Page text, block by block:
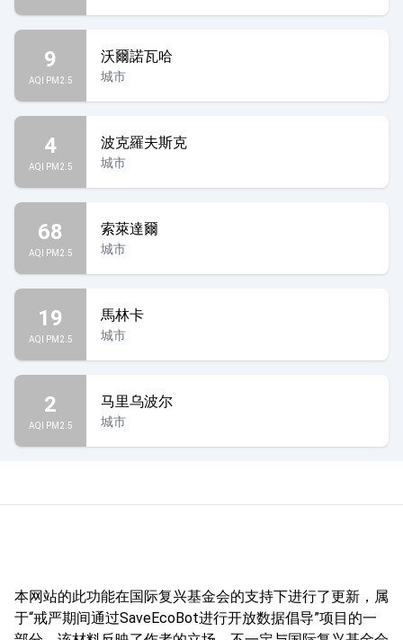
9
AQI PM2.5
沃爾諾瓦哈
城市
4
AQI PM2.5
波克羅夫斯克
城市
68
AQI PM2.5
索萊達爾
城市
19
AQI PM2.5
馬林卡
城市
2
AQI PM2.5
马里乌波尔
城市
本网站的此功能在国际复兴基金会的支持下进行了更新，属
于“戒严期间通过SaveEcoBot进行开放数据倡导”项目的一